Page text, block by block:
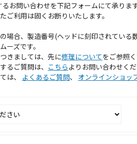
お問い合わせを下記フォームにて承ります
利用は固くお断りいたします。
場合、製造番号(ヘッドに刻印されてい
ーズです。
きましては、先に修理についてをご参照く
るご質問は、 こちら よりお問い合わせくだ
は、 よくあるご質問、 オンラインショッ